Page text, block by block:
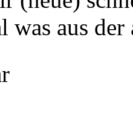
was aus